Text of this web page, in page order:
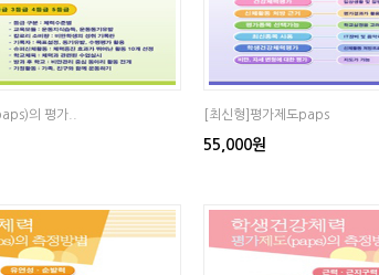
의 평가.. [최신형]평가제도paps
55,000원